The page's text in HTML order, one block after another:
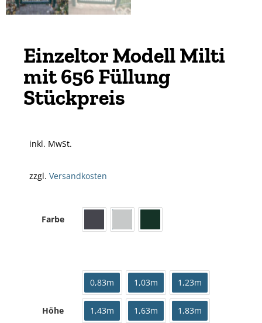
Einzeltor Modell Milti
mit 656 Füllung
Stückpreis
inkl. MwSt.
zzgl. Versandkosten
Farbe
Höhe
0,83m 1,03m 1,23m
1,43m 1,63m 1,83m